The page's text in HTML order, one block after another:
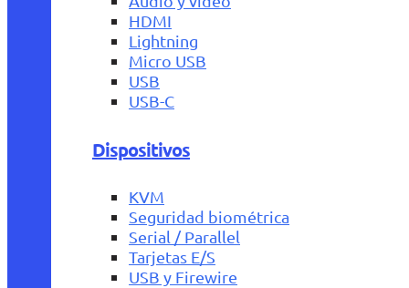
HDMI
Lightning
Micro USB
USB
USB-C
Dispositivos
KVM
Seguridad biométrica
Serial / Parallel
Tarjetas E/S
USB y Firewire